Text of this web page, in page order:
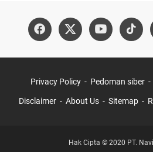
Privacy Policy Pedoman siber
Disclaimer About Us Sitemap
Hak Cipta © 2020 PT.